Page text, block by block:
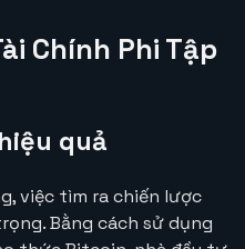
Chính Phi Tập
quả
việc tìm ra chiến lược
Bằng cách sử dụng